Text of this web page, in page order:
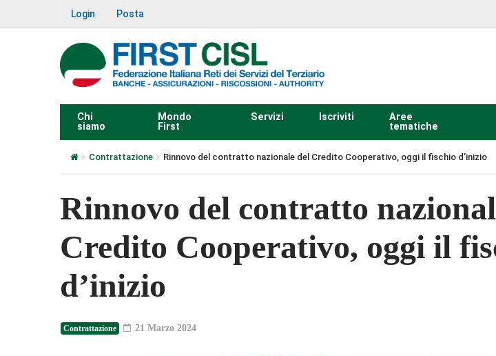
Login Posta
Chi
siamo
Mondo
First
Servizi Iscriviti
Aree
tematiche
Contrattazione Rinnovo del contratto nazionale del Credito Cooperativo, oggi il fischio d’inizio
Rinnovo del contratto
Credito Cooperativo, oggi il
d’inizio
Contrattazione 21 Marzo 2024